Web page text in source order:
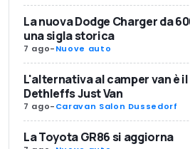
La nuova Dodge Charger da
una sigla storica
7 ago-Nuove auto
L'alternativa al camper van è
Dethleffs Just Van
7 ago-Caravan Salon Dussedorf
La Toyota GR86 si aggiorna